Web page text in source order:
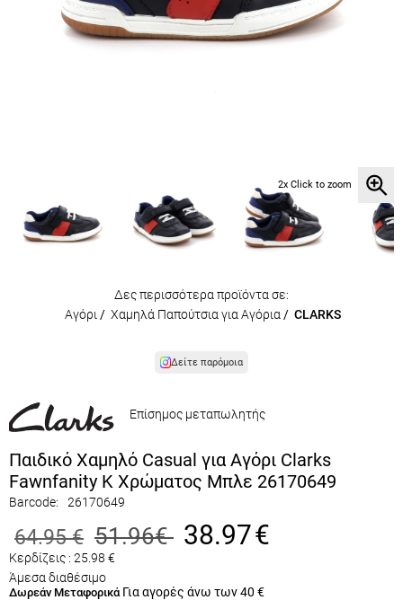
2x Click to zoom
Δες περισσότερα προϊόντα σε:
Αγόρι / Χαμηλά Παπούτσια για Αγόρια / CLARKS
Δείτε παρόμοια
Επίσημος μεταπωλητής
Παιδικό Χαμηλό Casual για Aγόρι Clarks
Fawnfanity K Χρώματος Μπλε 26170649
Barcode: 26170649
64.95 € 51.96€ 38.97€
Κερδίζεις : 25.98 €
Άμεσα διαθέσιμο
Δωρεάν Μεταφορικά Για αγορές άνω των 40 €